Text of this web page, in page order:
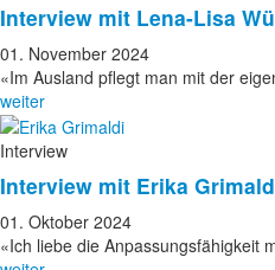
Interview mit Lena-Lisa
01. November 2024
«Im Ausland pflegt man mit der
weiter
Interview
Interview mit Erika
01. Oktober 2024
«Ich liebe die Anpassungsfähigkeit